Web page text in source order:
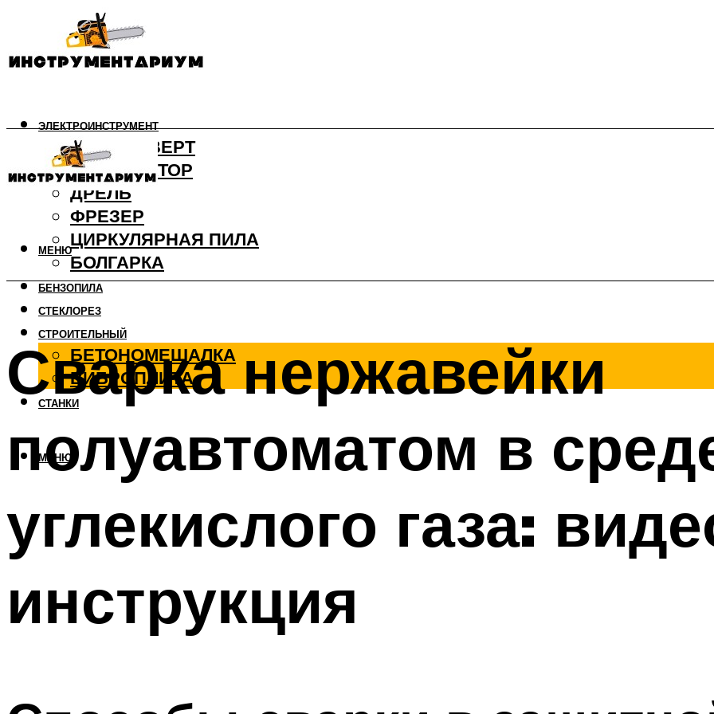
ЭЛЕКТРОИНСТРУМЕНТ
ШУРУПОВЕРТ
ПЕРФОРАТОР
ДРЕЛЬ
ФРЕЗЕР
ЦИРКУЛЯРНАЯ ПИЛА
БОЛГАРКА
БЕНЗОПИЛА
СТЕКЛОРЕЗ
СТРОИТЕЛЬНЫЙ
БЕТОНОМЕШАЛКА
ВИБРОПЛИТА
СТАНКИ
МЕНЮ
МЕНЮ
Сварка нержавейки
полуавтоматом в
углекислого газа:
инструкция